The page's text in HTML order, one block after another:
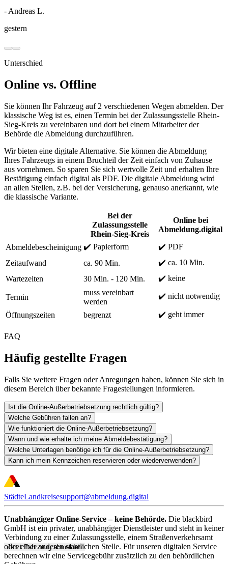
- Andreas L.
gestern
Unterschied
Online vs. Offline
Sie können Ihr Fahrzeug auf 2 verschiedenen Wegen abmelden. Der
klassische Weg ist es, einen Termin bei der Zulassungsstelle Rhein-
Sieg-Kreis zu vereinbaren und dort bei einem Mitarbeiter der
Behörde die Abmeldung durchzuführen.
Wir bieten eine digitale Alternative. Sie können die Abmeldung
Ihres Fahrzeugs in einem Bruchteil der Zeit einfach von Zuhause
aus vornehmen. So sparen Sie sich wertvolle Zeit und erhalten Ihre
Bestätigung einfach digital als PDF. Die digitale Abmeldung wird
an allen Stellen, z.B. bei der Versicherung, genauso anerkannt, wie
die klassische Variante.
Bei der
Zulassungsstelle
Rhein-Sieg-Kreis
Online bei
Abmeldung.digital
Abmeldebescheinigung ✔️ Papierform
✔️ PDF
Zeitaufwand
ca. 90 Min.
✔️ ca. 10 Min.
Wartezeiten
30 Min. - 120 Min. ✔️ keine
Termin
muss vereinbart
werden
✔️ nicht notwendig
Öffnungszeiten begrenzt ✔️ geht immer
FAQ
Häufig gestellte Fragen
Falls Sie weitere Fragen oder Anregungen haben, können Sie sich in
diesem Bereich über bekannte Fragestellungen informieren.
Ist die Online-Außerbetriebsetzung rechtlich gültig?
Welche Gebühren fallen an?
Wie funktioniert die Online-Außerbetriebsetzung?
Wann und wie erhalte ich meine Abmeldebestätigung?
Welche Unterlagen benötige ich für die Online-Außerbetriebsetzung?
Kann ich mein Kennzeichen reservieren oder wiederverwenden?
Jetzt Fahrzeug abmelden
StädteLandkreisesupport@abmeldung.digital
Unabhängiger Online-Service – keine Behörde. Die blackbird
GmbH ist ein privater, unabhängiger Dienstleister und steht in keiner
Verbindung zu einer Zulassungsstelle, einem Straßenverkehrsamt
oder einer anderen staatlichen Stelle. Für unseren digitalen Service
berechnen wir eine Servicegebühr zusätzlich zu den behördlichen